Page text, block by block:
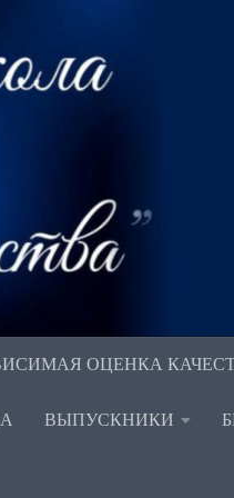
ОЦЕНКА
ВЫПУСКНИКИ